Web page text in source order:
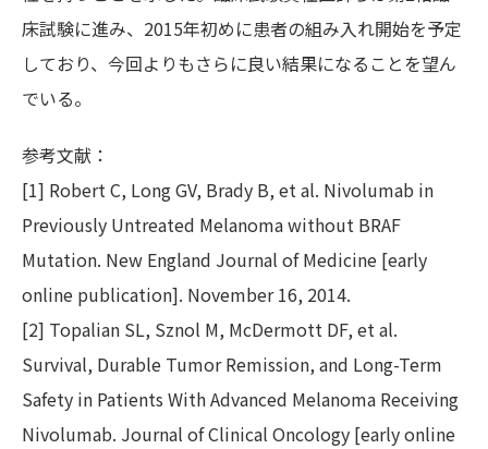
床試験に進み、2015年初めに患者の組み入れ開始を予定
しており、今回よりもさらに良い結果になることを望ん
でいる。
参考文献：
[1] Robert C, Long GV, Brady B, et al. Nivolumab in
Previously Untreated Melanoma without BRAF
Mutation. New England Journal of Medicine [early
online publication]. November 16, 2014.
[2] Topalian SL, Sznol M, McDermott DF, et al.
Survival, Durable Tumor Remission, and Long-Term
Safety in Patients With Advanced Melanoma Receiving
Nivolumab. Journal of Clinical Oncology [early online